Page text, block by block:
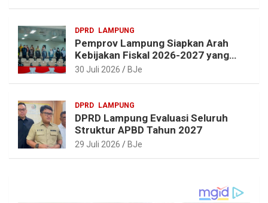
DPRD LAMPUNG
Pemprov Lampung Siapkan Arah
Kebijakan Fiskal 2026-2027 yang
Realistis dan Berkelanjutan
30 Juli 2026 BJe
DPRD LAMPUNG
DPRD Lampung Evaluasi Seluruh
Struktur APBD Tahun 2027
29 Juli 2026 BJe